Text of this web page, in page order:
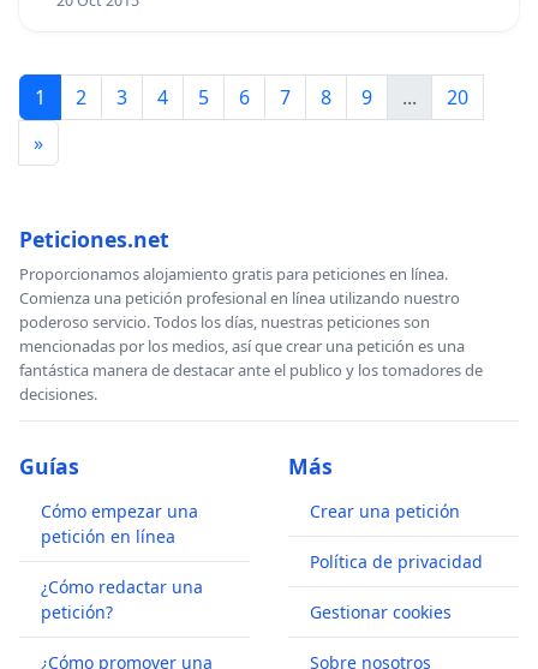
1 2 3 4 5 6 7 8 9 ...
20
»
Peticiones.net
Proporcionamos alojamiento gratis para peticiones en línea.
Comienza una petición profesional en línea utilizando nuestro
poderoso servicio. Todos los días, nuestras peticiones son
mencionadas por los medios, así que crear una petición es una
fantástica manera de destacar ante el publico y los tomadores de
decisiones.
Guías
Cómo empezar una
petición en línea
¿Cómo redactar una
petición?
¿Cómo promover una
Más
Crear una petición
Política de privacidad
Gestionar cookies
Sobre nosotros